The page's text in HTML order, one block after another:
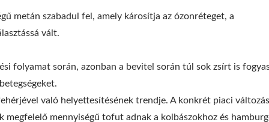
metán szabadul fel, amely károsítja az ózonréteget, a
vált.
folyamat során, azonban a bevitel során túl sok zsírt is
való helyettesítésének trendje. A konkrét piaci
mennyiségű tofut adnak a kolbászokhoz és